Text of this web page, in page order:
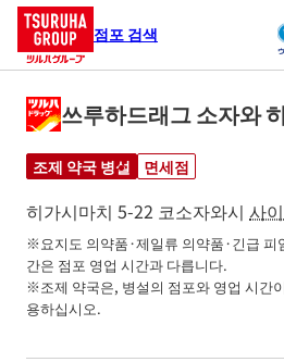
점포 검색
쓰루하드래그 소자와
조제 약국 병설 면세점
히가시마치 5-22 코소자와시 사
※요지도 의약품·제일류 의약품·긴급 피
간은 점포 영업 시간과 다릅니다.
※조제 약국은, 병설의 점포와 영업 시간
용하십시오.